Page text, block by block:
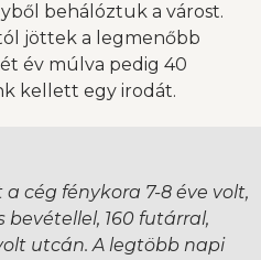
behálóztuk a várost.
jöttek a legmenőbb
év múlva pedig 40
kellett egy irodát.
cég fénykora 7-8 éve volt,
160 futárral,
utcán. A legtöbb napi